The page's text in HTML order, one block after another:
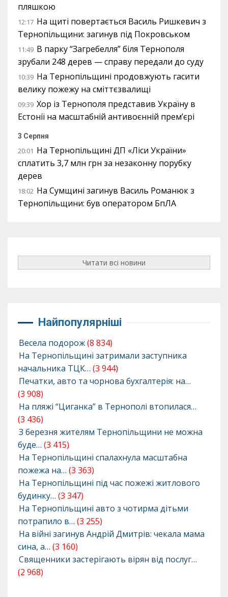
пляшкою
12:17 На щиті повертається Василь Ришкевич з
Тернопільщини: загинув під Покровськом
11:49 В парку “Загребелля” біля Тернополя
зрубали 248 дерев — справу передали до суду
10:39 На Тернопільщині продовжують гасити
велику пожежу на сміттєзвалищі
09:39 Хор із Тернополя представив Україну в
Естонії на масштабній антивоєнній прем’єрі
3 Серпня
20:01 На Тернопільщині ДП «Ліси України»
сплатить 3,7 млн грн за незаконну порубку
дерев
18:02 На Сумщині загинув Василь Романюк з
Тернопільщини: був оператором БпЛА
Читати всі новини
Найпопулярніші
Весела подорож(8 834)
На Тернопільщині затримали заступника
начальника ТЦК… (3 944)
Печатки, авто та чорнова бухгалтерія: на…
(3 908)
На пляжі “Циганка” в Тернополі втопилася…
(3 436)
З березня жителям Тернопільщини не можна
буде… (3 415)
На Тернопільщині спалахнула масштабна
пожежа на… (3 363)
На Тернопільщині під час пожежі житлового
будинку… (3 347)
На Тернопільщині авто з чотирма дітьми
потрапило в… (3 255)
На війні загинув Андрій Дмитрів: чекала мама
сина, а… (3 160)
Священники застерігають вірян від послуг…
(2 968)